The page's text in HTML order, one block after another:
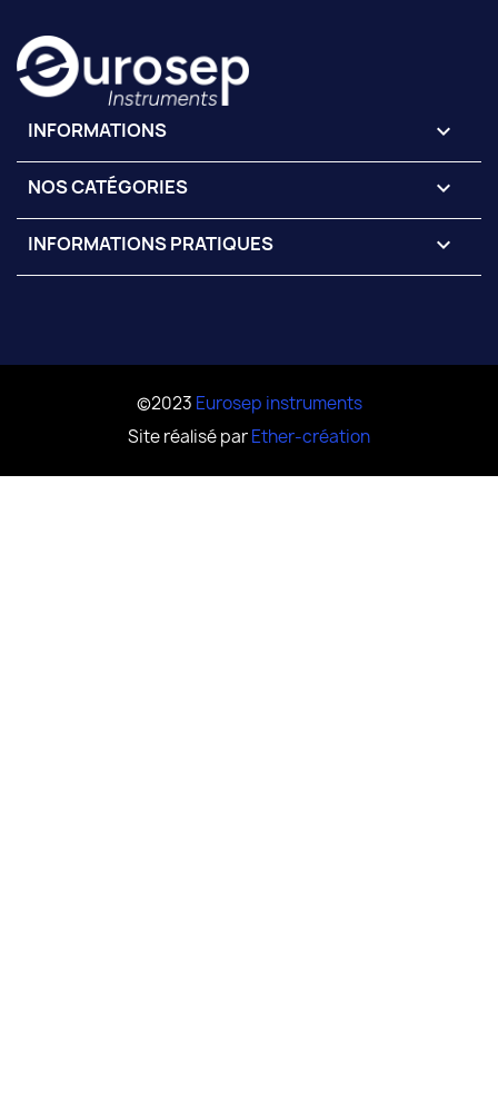
INFORMATIONS keyboard_arrow_down
NOS CATÉGORIES 
INFORMATIONS PRATIQUES 
©2023 Eurosep instruments
Site réalisé parEther-création